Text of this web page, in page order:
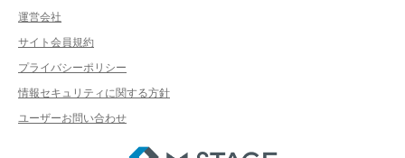
運営会社
サイト会員規約
プライバシーポリシー
情報セキュリティに関する方針
ユーザーお問い合わせ